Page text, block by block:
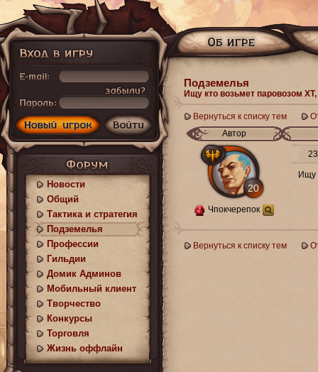
Подземелья
Ищу кто возьмет паровозом
Вернуться к списку тем
Автор
20
Чпокчерепок
Ищу
Вернуться к списку тем
Новости
Общий
Тактика и стратегия
Подземелья
Профессии
Гильдии
Домик Админов
Мобильный клиент
Творчество
Конкурсы
Торговля
Жизнь оффлайн